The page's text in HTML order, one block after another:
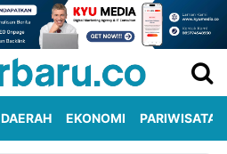
DAERAH EKONOMI PARIWISATA